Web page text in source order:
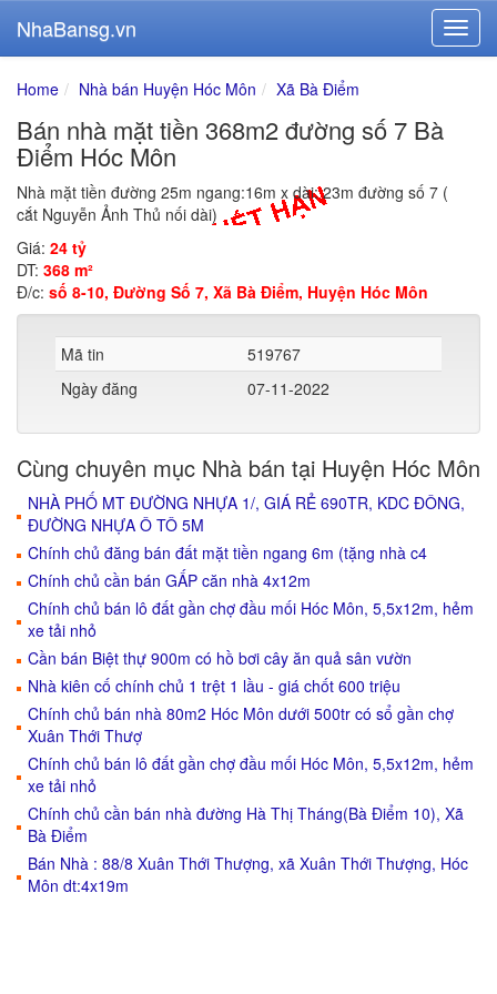
NhaBansg.vn
Home Nhà bán Huyện Hóc Môn Xã Bà Điểm
Bán nhà mặt tiền 368m2 đường số 7 Bà
Điểm Hóc Môn
Nhà mặt tiền đường 25m ngang:16m x dài: 23m đường số 7 (
cắt Nguyễn Ảnh Thủ nối dài)
Giá: 24 tỷ
DT: 368 m²
Đ/c: số 8-10, Đường Số 7, Xã Bà Điểm, Huyện Hóc Môn
Mã tin
519767
Ngày đăng
07-11-2022
Cùng chuyên mục Nhà bán tại Huyện Hóc Môn
NHÀ PHỐ MT ĐƯỜNG NHỰA 1/, GIÁ RẺ 690TR, KDC ĐÔNG,
ĐƯỜNG NHỰA Ô TÔ 5M
Chính chủ đăng bán đất mặt tiền ngang 6m (tặng nhà c4
Chính chủ cần bán GẤP căn nhà 4x12m
Chính chủ bán lô đất gần chợ đầu mối Hóc Môn, 5,5x12m, hẻm
xe tải nhỏ
Cần bán Biệt thự 900m có hồ bơi cây ăn quả sân vườn
Nhà kiên cố chính chủ 1 trệt 1 lầu - giá chốt 600 triệu
Chính chủ bán nhà 80m2 Hóc Môn dưới 500tr có sổ gần chợ
Xuân Thới Thượ
Chính chủ bán lô đất gần chợ đầu mối Hóc Môn, 5,5x12m, hẻm
xe tải nhỏ
Chính chủ cần bán nhà đường Hà Thị Tháng(Bà Điểm 10), Xã
Bà Điểm
Bán Nhà : 88/8 Xuân Thới Thượng, xã Xuân Thới Thượng, Hóc
Môn dt:4x19m